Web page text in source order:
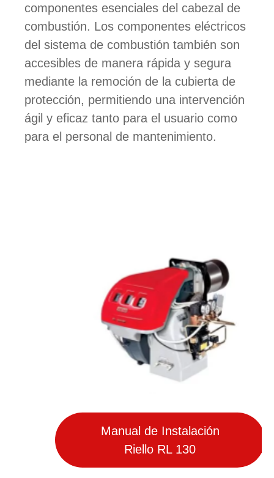
componentes esenciales del cabezal de
combustión. Los componentes eléctricos
del sistema de combustión también son
accesibles de manera rápida y segura
mediante la remoción de la cubierta de
protección, permitiendo una intervención
ágil y eficaz tanto para el usuario como
para el personal de mantenimiento.
Manual de Instalación
Riello RL 130